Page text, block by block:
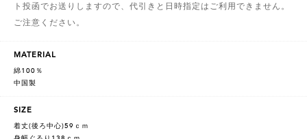
ト投函でお送りしますので、代引きと日時指定はご利用できません。
ご注意ください。
MATERIAL
綿100％
中国製
SIZE
着丈(後ろ中心)59ｃｍ